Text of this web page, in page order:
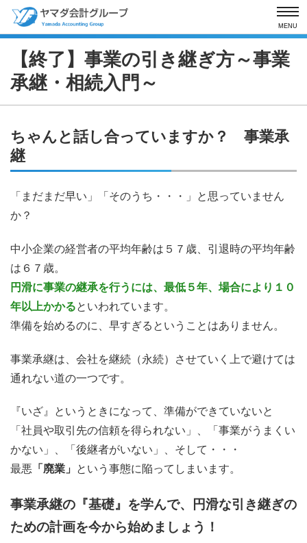
MENU
【終了】事業の引き継ぎ方～事業
承継・相続入門～
ちゃんと話し合っていますか？ 事業承
継
「まだまだ早い」「そのうち・・・」と思っていません
か？
中小企業の経営者の平均年齢は５７歳、引退時の平均年齢
は６７歳。
円滑に事業の継承を行うには、最低５年、場合により１０
年以上かかるといわれています。
準備を始めるのに、早すぎるということはありません。
事業承継は、会社を継続（永続）させていく上で避けては
通れない道の一つです。
『いざ』というときになって、準備ができていないと
「社員や取引先の信頼を得られない」、「事業がうまくい
かない」、「後継者がいない」、そして・・・
最悪 「廃業」 という事態に陥ってしまいます。
事業承継の『基礎』を学んで、円滑な引き継ぎの
ための計画を今から始めましょう！